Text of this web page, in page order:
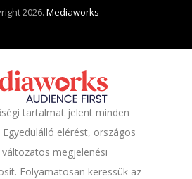
2026.Mediaworks
tartalmat jelent minden
elérést, országos
megjelenési
Folyamatosan keressük az